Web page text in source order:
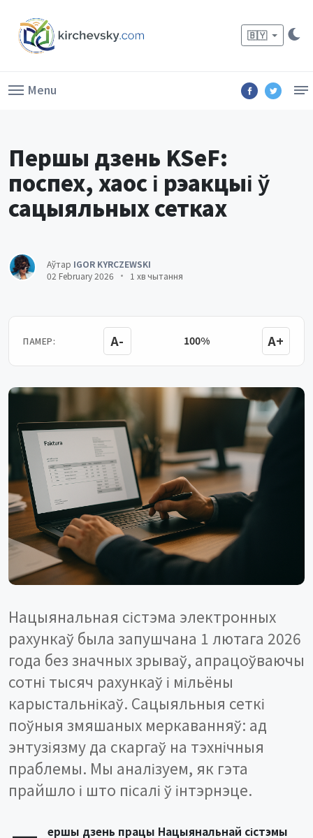
🇧🇾
Menu
Першы дзень KSeF:
поспех, хаос і рэакцыі ў
сацыяльных сетках
Аўтар IGOR KYRCZEWSKI
02 February 2026
1 хв чытання
ПАМЕР: A- 100% A+
Нацыянальная сістэма электронных
рахункаў была запушчана 1 лютага 2026
года без значных зрываў, апрацоўваючы
сотні тысяч рахункаў і мільёны
карыстальнікаў. Сацыяльныя сеткі
поўныя змяшаных меркаванняў: ад
энтузіязму да скаргаў на тэхнічныя
праблемы. Мы аналізуем, як гэта
прайшло і што пісалі ў інтэрнэце.
ершы дзень працы Нацыянальнай сістэмы